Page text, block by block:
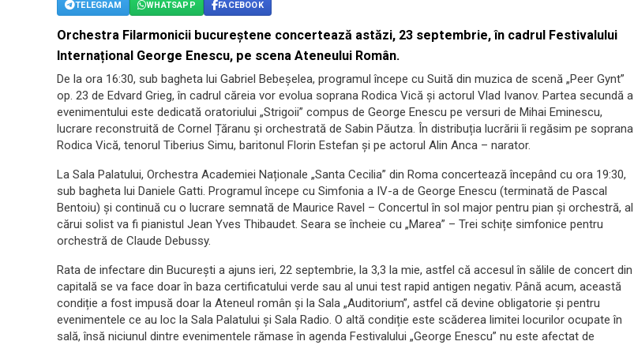
TELEGRAM WHATSAPP FACEBOOK
Orchestra Filarmonicii bucureștene concertează astăzi, 23 septembrie, în cadrul Festivalului
Internațional George Enescu, pe scena Ateneului Român.
De la ora 16:30, sub bagheta lui Gabriel Bebeșelea, programul începe cu Suită din muzica de scenă „Peer Gynt”
op. 23 de Edvard Grieg, în cadrul căreia vor evolua soprana Rodica Vică și actorul Vlad Ivanov. Partea secundă a
evenimentului este dedicată oratoriului „Strigoii” compus de George Enescu pe versuri de Mihai Eminescu,
lucrare reconstruită de Cornel Țăranu și orchestrată de Sabin Păutza. În distribuția lucrării îi regăsim pe soprana
Rodica Vică, tenorul Tiberius Simu, baritonul Florin Estefan și pe actorul Alin Anca – narator.
La Sala Palatului, Orchestra Academiei Naționale „Santa Cecilia” din Roma concertează începând cu ora 19:30,
sub bagheta lui Daniele Gatti. Programul începe cu Simfonia a IV-a de George Enescu (terminată de Pascal
Bentoiu) și continuă cu o lucrare semnată de Maurice Ravel – Concertul în sol major pentru pian și orchestră, al
cărui solist va fi pianistul Jean Yves Thibaudet. Seara se încheie cu „Marea” – Trei schițe simfonice pentru
orchestră de Claude Debussy.
Rata de infectare din București a ajuns ieri, 22 septembrie, la 3,3 la mie, astfel că accesul în sălile de concert din
capitală se va face doar în baza certificatului verde sau al unui test rapid antigen negativ. Până acum, această
condiție a fost impusă doar la Ateneul român și la Sala „Auditorium”, astfel că devine obligatorie și pentru
evenimentele ce au loc la Sala Palatului și Sala Radio. O altă condiție este scăderea limitei locurilor ocupate în
sală, însă niciunul dintre evenimentele rămase în agenda Festivalului „George Enescu” nu este afectat de